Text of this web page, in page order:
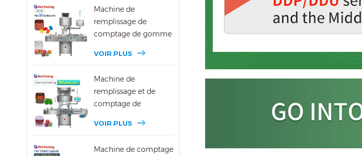
Machine de
remplissage de
comptage de gomme
VOIR PLUS
Machine de
remplissage et de
comptage de
16R
VOIR PLUS
Machine de comptage